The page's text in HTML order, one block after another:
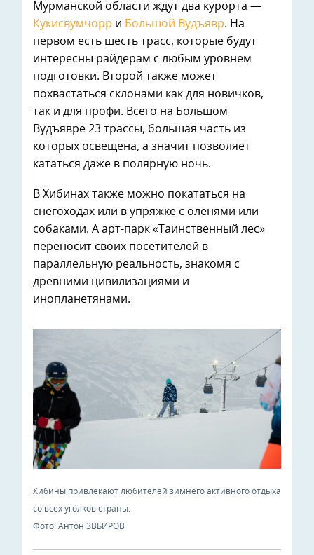
Мурманской области ждут два курорта —
Кукисвумчорр и Большой Вудъявр. На
первом есть шесть трасс, которые будут
интересны райдерам с любым уровнем
подготовки. Второй также может
похвастаться склонами как для новичков,
так и для профи. Всего на Большом
Вудъявре 23 трассы, большая часть из
которых освещена, а значит позволяет
кататься даже в полярную ночь.
В Хибинах также можно покататься на
снегоходах или в упряжке с оленями или
собаками. А арт-парк «Таинственный лес»
переносит своих посетителей в
параллельную реальность, знакомя с
древними цивилизациями и
инопланетянами.
Хибины привлекают любителей зимнего активного отдыха
со всех уголков страны.
Фото: Антон ЗВБИРОВ